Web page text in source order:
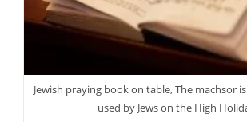
Jewish praying book on table, The machsor
used by Jews on the High